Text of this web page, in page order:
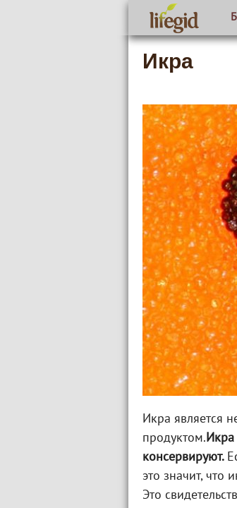
Икра
Икра является
продуктом. Икра
консервируют.
это значит, что
Это